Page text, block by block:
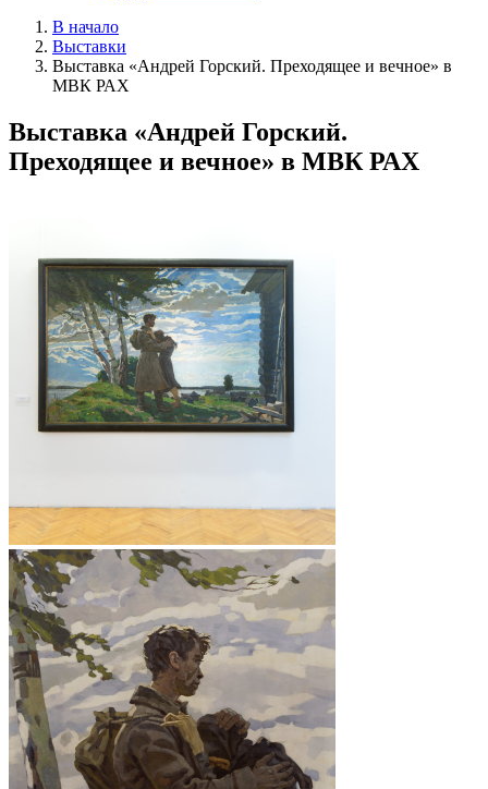
В начало
Выставки
Выставка «Андрей Горский. Преходящее и вечное» в
МВК РАХ
Выставка «Андрей Горский.
Преходящее и вечное» в МВК РАХ